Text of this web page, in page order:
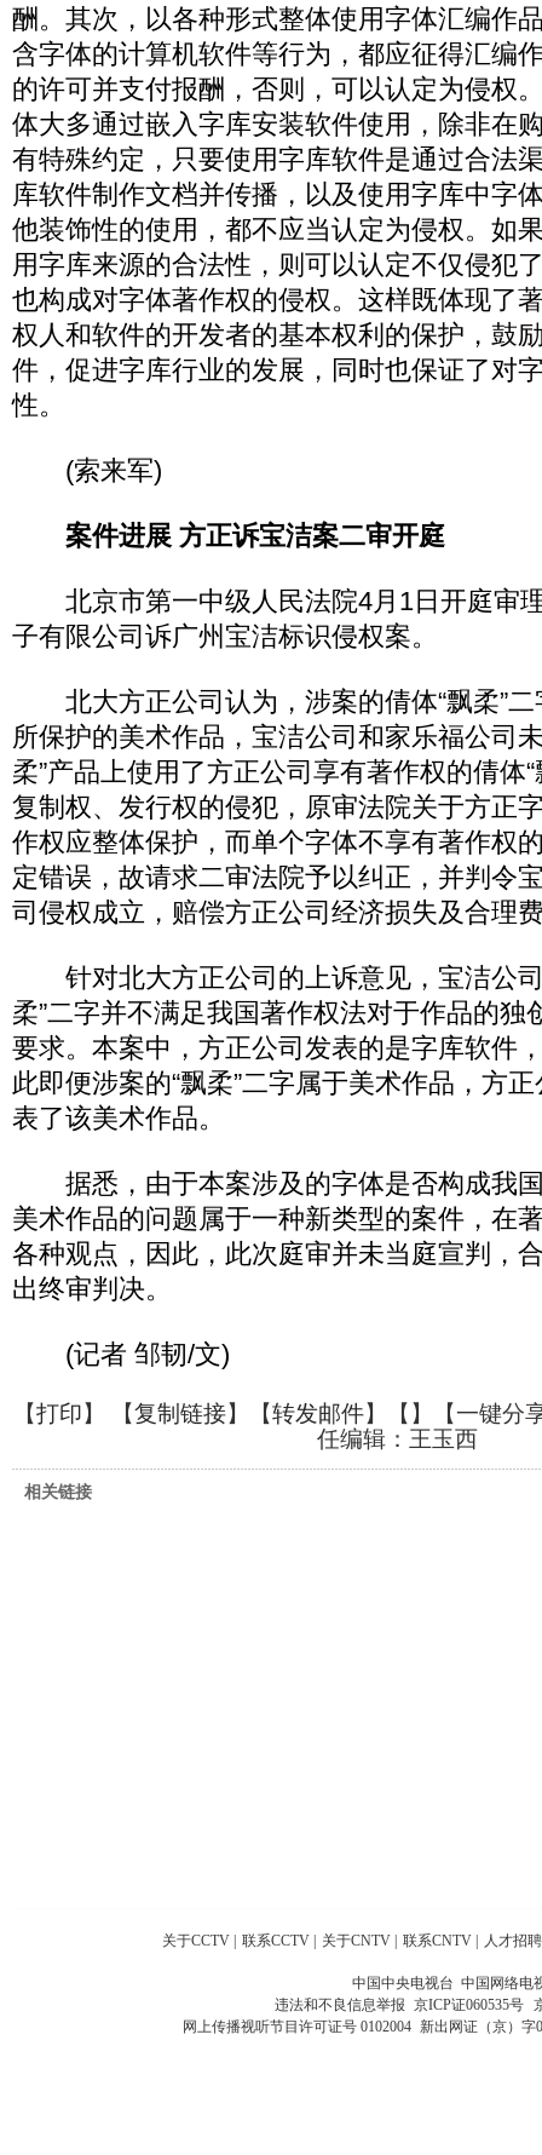
酬。其次，以各种形式整体使用字体汇编作
含字体的计算机软件等行为，都应征得汇编
的许可并支付报酬，否则，可以认定为侵权
体大多通过嵌入字库安装软件使用，除非在
有特殊约定，只要使用字库软件是通过合法
库软件制作文档并传播，以及使用字库中字
他装饰性的使用，都不应当认定为侵权。如
用字库来源的合法性，则可以认定不仅侵犯
也构成对字体著作权的侵权。这样既体现了
权人和软件的开发者的基本权利的保护，鼓
件，促进字库行业的发展，同时也保证了对
性。
(索来军)
案件进展 方正诉宝洁案二审开庭
北京市第一中级人民法院4月1日开庭审
子有限公司诉广州宝洁标识侵权案。
北大方正公司认为，涉案的倩体“飘柔”二
所保护的美术作品，宝洁公司和家乐福公司
柔”产品上使用了方正公司享有著作权的倩体
复制权、发行权的侵犯，原审法院关于方正
作权应整体保护，而单个字体不享有著作权
定错误，故请求二审法院予以纠正，并判令
司侵权成立，赔偿方正公司经济损失及合理
针对北大方正公司的上诉意见，宝洁公司
柔”二字并不满足我国著作权法对于作品的独
要求。本案中，方正公司发表的是字库软件
此即便涉案的“飘柔”二字属于美术作品，方
表了该美术作品。
据悉，由于本案涉及的字体是否构成我
美术作品的问题属于一种新类型的案件，在
各种观点，因此，此次庭审并未当庭宣判，
出终审判决。
(记者 邹韧/文)
【打印】 【复制链接】【转发邮件】【 】
【一键分
任编辑：王玉西
相关链接
关于CCTV | 联系CCTV | 关于CNTV | 联系CNTV | 人才招聘
中国中央电视台 中国网络电
违法和不良信息举报 京ICP证060535号
网上传播视听节目许可证号 0102004 新出网证（京）